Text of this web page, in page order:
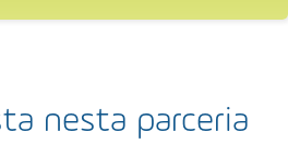
nesta parceria